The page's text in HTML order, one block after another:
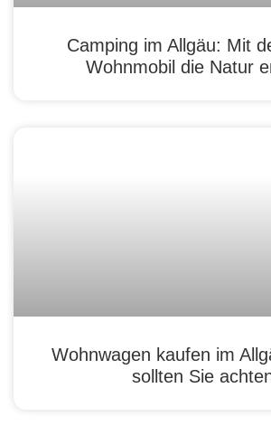
Camping im Allgäu: Mit
Wohnmobil die Natur
Wohnwagen kaufen im
sollten Sie